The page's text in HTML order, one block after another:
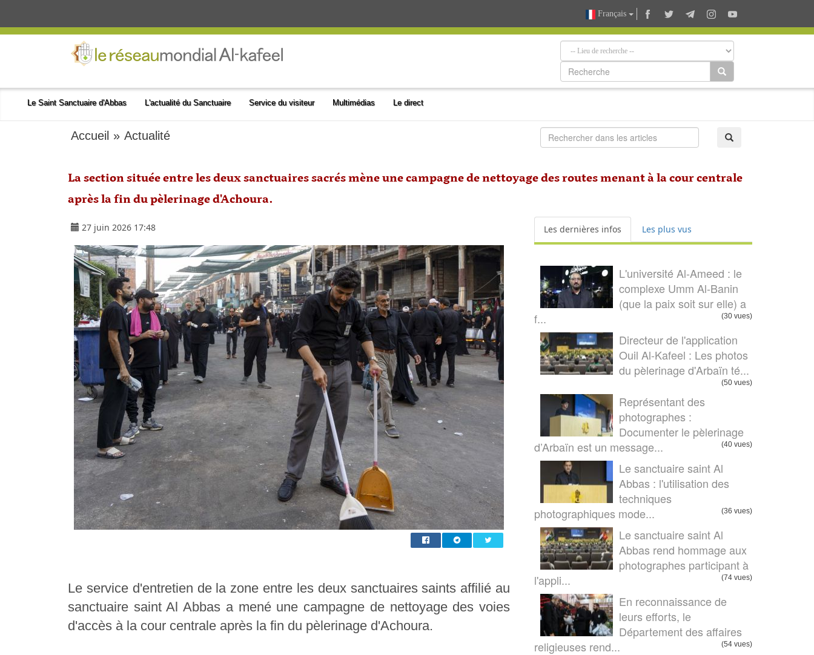
Français
Le Saint Sanctuaire d'Abbas L'actualité du Sanctuaire Service du visiteur Multimédias Le direct
Accueil »Actualité
La section située entre les deux sanctuaires sacrés mène une campagne de nettoyage des routes menant à la cour centrale
après la fin du pèlerinage d'Achoura.
27 juin 2026 17:48
Le service d'entretien de la zone entre les deux sanctuaires saints affilié au
sanctuaire saint Al Abbas a mené une campagne de nettoyage des voies
d'accès à la cour centrale après la fin du pèlerinage d'Achoura.
Les dernières infos Les plus vus
L'université Al-Ameed : le
complexe Umm Al-Banin
(que la paix soit sur elle) a
f...
(30 vues)
Directeur de l'application
Ouil Al-Kafeel : Les photos
du pèlerinage d'Arbaïn té...
(50 vues)
Représentant des
photographes :
Documenter le pèlerinage
d’Arbaïn est un message...
(40 vues)
Le sanctuaire saint Al
Abbas : l'utilisation des
techniques
photographiques mode...
(36 vues)
Le sanctuaire saint Al
Abbas rend hommage aux
photographes participant à
l'appli...
(74 vues)
En reconnaissance de
leurs efforts, le
Département des affaires
religieuses rend...
(54 vues)